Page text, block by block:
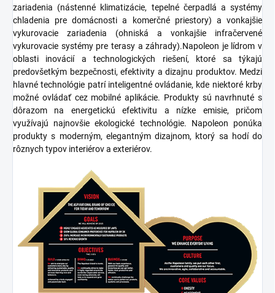
zariadenia (nástenné klimatizácie, tepelné čerpadlá a systémy
chladenia pre domácnosti a komerčné priestory) a vonkajšie
vykurovacie zariadenia (ohniská a vonkajšie infračervené
vykurovacie systémy pre terasy a záhrady).Napoleon je lídrom v
oblasti inováciíatechnologických riešení, ktoré sa týkajú
predovšetkým bezpečnosti, efektivity a dizajnu produktov. Medzi
hlavné technológie patrí inteligentné ovládanie, kde niektoré krby
možné ovládať cez mobilné aplikácie. Produkty sú navrhnuté s
dôrazom na energetickú efektivitu a nízke emisie, pričom
využívajú najnovšie ekologické technológie. Napoleon ponúka
produkty s moderným, elegantným dizajnom, ktorý sa hodí do
rôznych typov interiérov a exteriérov.